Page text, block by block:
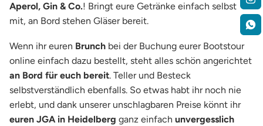
Aperol, Gin & Co.! Bringt eure Getränke einfach selbst
mit, an Bord stehen Gläser bereit.
Wenn ihr euren Brunch bei der Buchung eurer Bootstour
online einfach dazu bestellt, steht alles schön angerichtet
an Bord für euch bereit. Teller und Besteck
selbstverständlich ebenfalls. So etwas habt ihr noch nie
erlebt, und dank unserer unschlagbaren Preise könnt ihr
euren JGA in Heidelberg ganz einfach unvergesslich